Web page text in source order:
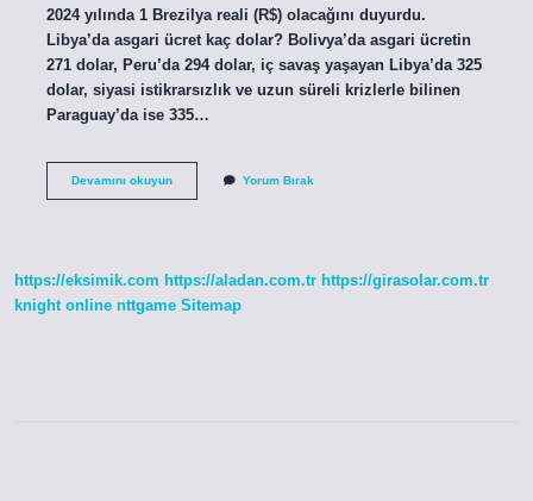
2024 yılında 1 Brezilya reali (R$) olacağını duyurdu.
Libya’da asgari ücret kaç dolar? Bolivya’da asgari ücretin
271 dolar, Peru’da 294 dolar, iç savaş yaşayan Libya’da 325
dolar, siyasi istikrarsızlık ve uzun süreli krizlerle bilinen
Paraguay’da ise 335…
Devamını okuyunÖzbekistan Yorum Bırak
https://eksimik.com https://aladan.com.tr https://girasolar.com.tr
knight online nttgame Sitemap